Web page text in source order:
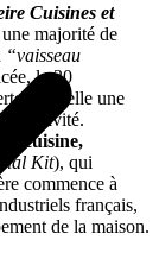
Cuisines et
majorité de
“vaisseau
le 30
pour elle une
d’activité.
cuisine,
Kit), qui
commence à
français,
de la maison.